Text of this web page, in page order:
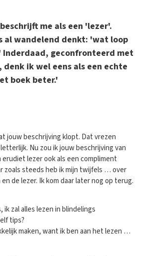
me als een 'lezer'.
al wandelend denkt: 'wat loop
Inderdaad, geconfronteerd met
ik wel eens als een echte
boek beter.'
jouw beschrijving klopt. Dat vrezen
Nu zou ik jouw beschrijving van
lezer ook als een compliment
zoals steeds heb ik mijn twijfels … over
de lezer. Ik kom daar later nog op terug.
zal alles lezen in blindelings
tips?
maken, want ik ben aan het lezen …